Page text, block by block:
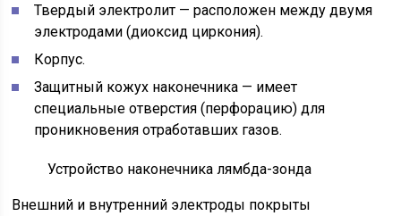
Твердый электролит — расположен между двумя
электродами (диоксид циркония).
Корпус.
Защитный кожух наконечника — имеет
специальные отверстия (перфорацию) для
проникновения отработавших газов.
Устройство наконечника лямбда-зонда
Внешний и внутренний электроды покрыты